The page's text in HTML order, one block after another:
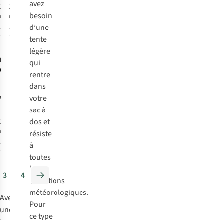
1
couleur
disponible
Comparer
1
couleur
disponible
Comparer
Nordisk
Tente
Oppland 4 Pu
€579,95
1
disponible
Comparer
3 4
Avec
une
avez
besoin
d’une
tente
légère
qui
rentre
dans
votre
sac à
dos et
résiste
à
toutes
les
conditions
météorologiques.
Pour
ce type